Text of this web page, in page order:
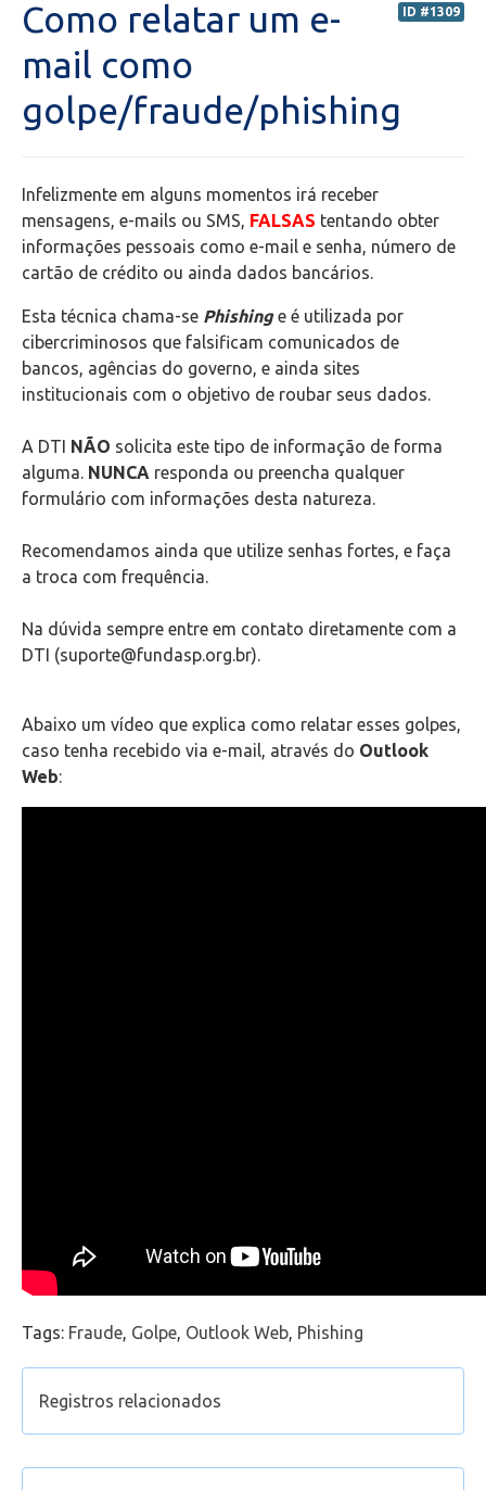
Financeiro
Wifi
Laboratórios
Suporte
Microsoft Outlook
Como limpar o cache do seu navegador
Configuração de softwares para leitura de e-mails
Portal de Chamados
ID #1309
Como relatar um e-
mail como
golpe/fraude/phishing
Infelizmente em alguns momentos irá receber
mensagens, e-mails ou SMS, FALSAS tentando obter
informações pessoais como e-mail e senha, número de
cartão de crédito ou ainda dados bancários.
Esta técnica chama-se Phishinge é utilizada por
cibercriminosos que falsificam comunicados de
bancos, agências do governo, e ainda sites
institucionais com o objetivo de roubar seus dados.
A DTI NÃO solicita este tipo de informação de forma
alguma. NUNCA responda ou preencha qualquer
formulário com informações desta natureza.
Recomendamos ainda que utilize senhas fortes, e faça
a troca com frequência.
Na dúvida sempre entre em contato diretamente com a
DTI (suporte@fundasp.org.br).
Abaixo um vídeo que explica como relatar esses golpes,
caso tenha recebido via e-mail, através do Outlook
Web:
Tags: Fraude, Golpe, Outlook Web, Phishing
Registros relacionados